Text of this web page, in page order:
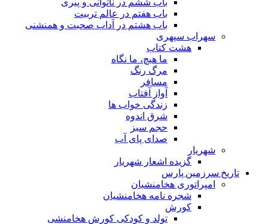
باب ششم در ناتوانى و پیرى
باب هفتم در عالم تربیت
باب هشتم در آداب صحبت و همنشنى
سهراب سپهری
هشت کتاب
ما هیچ، ما نگاه
مرگ رنگ
مسافر
آواز آفتاب
زندگی خواب ها
شرق اندوه
حجم سبز
صدای پای آب
شهریار
گزیده اشعار شهریار
تاریخ سرزمین پارس
امپراتوری هخامنشیان
شجره نامه هخامنشیان
کورش
تولد و کودکی کورش هخامنشی